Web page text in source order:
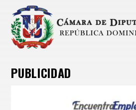
PUBLICIDAD